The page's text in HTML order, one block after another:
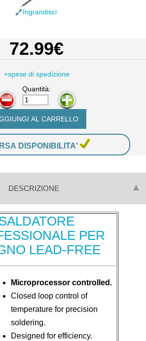
Ingrandisci
72.99€
+spese di spedizione
Quantità:
-
+
DISPONIBILITA'
DESCRIZIONE
PER
LEAD-FREE
Microprocessor controlled.
Closed loop control of
temperature for precision
soldering.
Designed for efficiency.